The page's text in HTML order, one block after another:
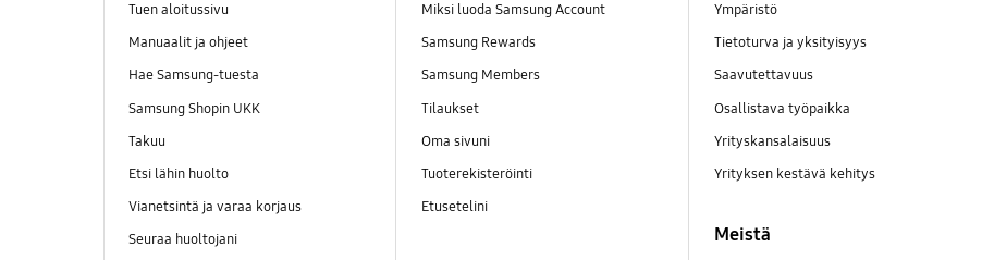
Tuen aloitussivu
Manuaalit ja ohjeet
Hae Samsung-tuesta
Samsung Shopin UKK
Takuu
Etsi lähin huolto
Vianetsintä ja varaa korjaus
Seuraa huoltojani
Miksi luoda Samsung Account
Samsung Rewards
Samsung Members
Tilaukset
Oma sivuni
Tuoterekisteröinti
Etusetelini
Ympäristö
Tietoturva ja yksityisyys
Saavutettavuus
Osallistava työpaikka
Yrityskansalaisuus
Yrityksen kestävä kehitys
Meistä